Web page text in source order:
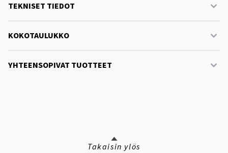
TEKNISET TIEDOT
KOKOTAULUKKO
YHTEENSOPIVAT TUOTTEET
Takaisin ylös